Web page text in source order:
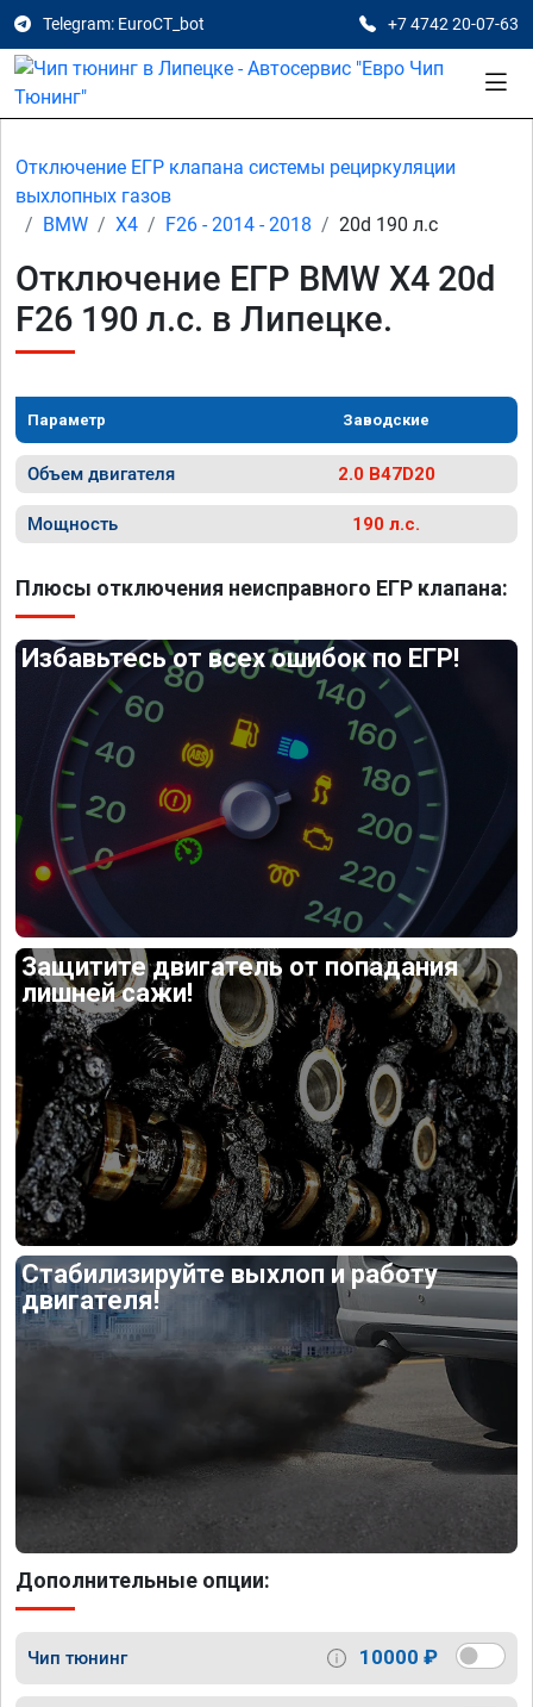
Telegram: EuroCT_bot +7 4742 20-07-63
Отключение ЕГР клапана системы рециркуляции
выхлопных газов
BMW
X4 F26 - 2014 - 2018 20d 190 л.с
Отключение ЕГР BMW X4 20d
F26 190 л.с. в Липецке.
Параметр Заводские
Объем двигателя 2.0 B47D20
Мощность 190 л.с.
Плюсы отключения неисправного ЕГР клапана:
Избавьтесь от всех ошибок по ЕГР!
Защитите двигатель от попадания
лишней сажи!
Стабилизируйте выхлоп и работу
двигателя!
Дополнительные опции:
Чип тюнинг 10000 ₽